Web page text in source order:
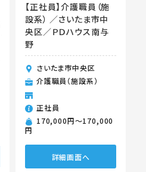
【正社員】介護職員（施
設系） ／さいたま市中
央区／ＰＤハウス南与
野
さいたま市中央区
介護職員（施設系）
正社員
170,000円〜170,000
円
詳細画面へ